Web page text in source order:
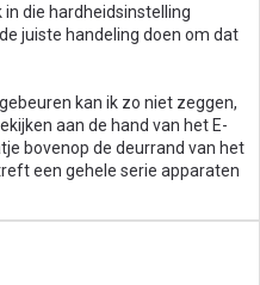
die hardheidsinstelling
juiste handeling doen om dat
kan ik zo niet zeggen,
aan de hand van het E-
bovenop de deurrand van het
een gehele serie apparaten